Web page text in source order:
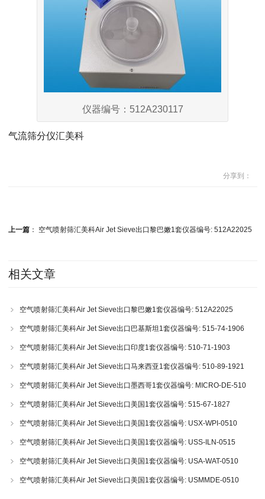
仪器编号：512A230117
气流筛分仪汇美科
分享到：
上一篇： 空气喷射筛汇美科Air Jet Sieve出口黎巴嫩1套仪器编号: 512A22025
相关文章
空气喷射筛汇美科Air Jet Sieve出口黎巴嫩1套仪器编号: 512A22025
空气喷射筛汇美科Air Jet Sieve出口巴基斯坦1套仪器编号: 515-74-1906
空气喷射筛汇美科Air Jet Sieve出口印度1套仪器编号: 510-71-1903
空气喷射筛汇美科Air Jet Sieve出口马来西亚1套仪器编号: 510-89-1921
空气喷射筛汇美科Air Jet Sieve出口墨西哥1套仪器编号: MICRO-DE-510
空气喷射筛汇美科Air Jet Sieve出口美国1套仪器编号: 515-67-1827
空气喷射筛汇美科Air Jet Sieve出口美国1套仪器编号: USX-WPI-0510
空气喷射筛汇美科Air Jet Sieve出口美国1套仪器编号: USS-ILN-0515
空气喷射筛汇美科Air Jet Sieve出口美国1套仪器编号: USA-WAT-0510
空气喷射筛汇美科Air Jet Sieve出口美国1套仪器编号: USMMDE-0510